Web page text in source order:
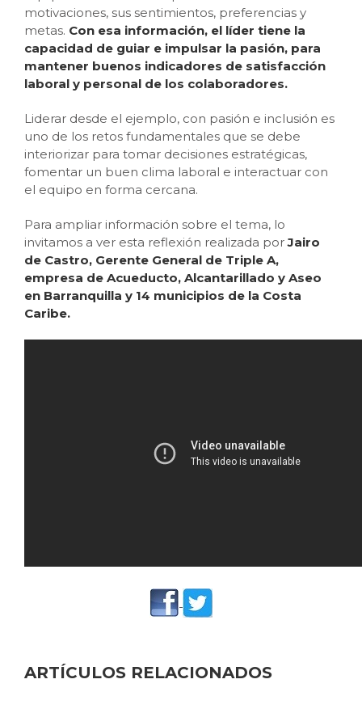
motivaciones, sus sentimientos, preferencias y
metas. Con esa información, el líder tiene la
capacidad de guiar e impulsar la pasión, para
mantener buenos indicadores de satisfacción
laboral y personal de los colaboradores.
Liderar desde el ejemplo, con pasión e inclusión es
uno de los retos fundamentales que se debe
interiorizar para tomar decisiones estratégicas,
fomentar un buen clima laboral e interactuar con
el equipo en forma cercana.
Para ampliar información sobre el tema, lo
invitamos a ver esta reflexión realizada porJairo
de Castro, Gerente General de Triple A,
empresa de Acueducto, Alcantarillado y Aseo
en Barranquilla y 14 municipios de la Costa
Caribe.
ARTÍCULOS RELACIONADOS